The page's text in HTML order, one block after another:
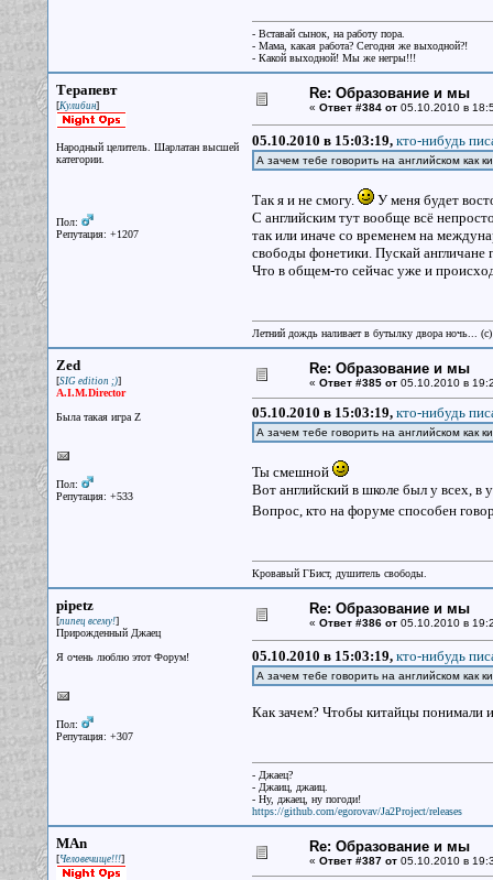
- Вставай сынок, на работу пора.
- Мама, какая работа? Сегодня же выходной?!
- Какой выходной! Мы же негры!!!
Терапевт
[Кулибин]
Народный целитель. Шарлатан высшей
категории.
Пол:
Репутация: +1207
Re: Образование и мы
« Ответ #384 от05.10.2010 в
05.10.2010 в 15:03:19, кто-нибудь
А зачем тебе говорить на английском как
Так я и не смогу.
У меня будет
С английским тут вообще всё
так или иначе со временем на
свободы фонетики. Пускай англичане
Что в общем-то сейчас уже и
Летний дождь наливает в бутылку двора ночь...
Zed
[SIG edition ;)]
A.I.M.Director
Была такая игра Z
Пол:
Репутация: +533
Re: Образование и мы
« Ответ #385 от05.10.2010 в
05.10.2010 в 15:03:19, кто-нибудь
А зачем тебе говорить на английском как
Ты смешной
Вот английский в школе был у всех, в
Вопрос, кто на форуме способен
Кровавый ГБист, душитель свободы.
pipetz
[пипец всему!]
Прирожденный Джаец
Я очень люблю этот Форум!
Пол:
Репутация: +307
Re: Образование и мы
« Ответ #386 от05.10.2010 в
05.10.2010 в 15:03:19, кто-нибудь
А зачем тебе говорить на английском как
Как зачем? Чтобы китайцы понимали
- Джаец?
- Джаиц, джаиц.
- Ну, джаец, ну погоди!
https://github.com/egorovav/Ja2Project/releases
MAn
[Человечище!!!]
Re: Образование и мы
« Ответ #387 от05.10.2010 в